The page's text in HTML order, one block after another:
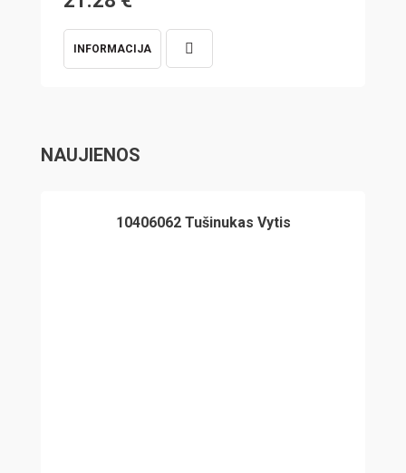
INFORMACIJA
NAUJIENOS
10406062 Tušinukas Vytis